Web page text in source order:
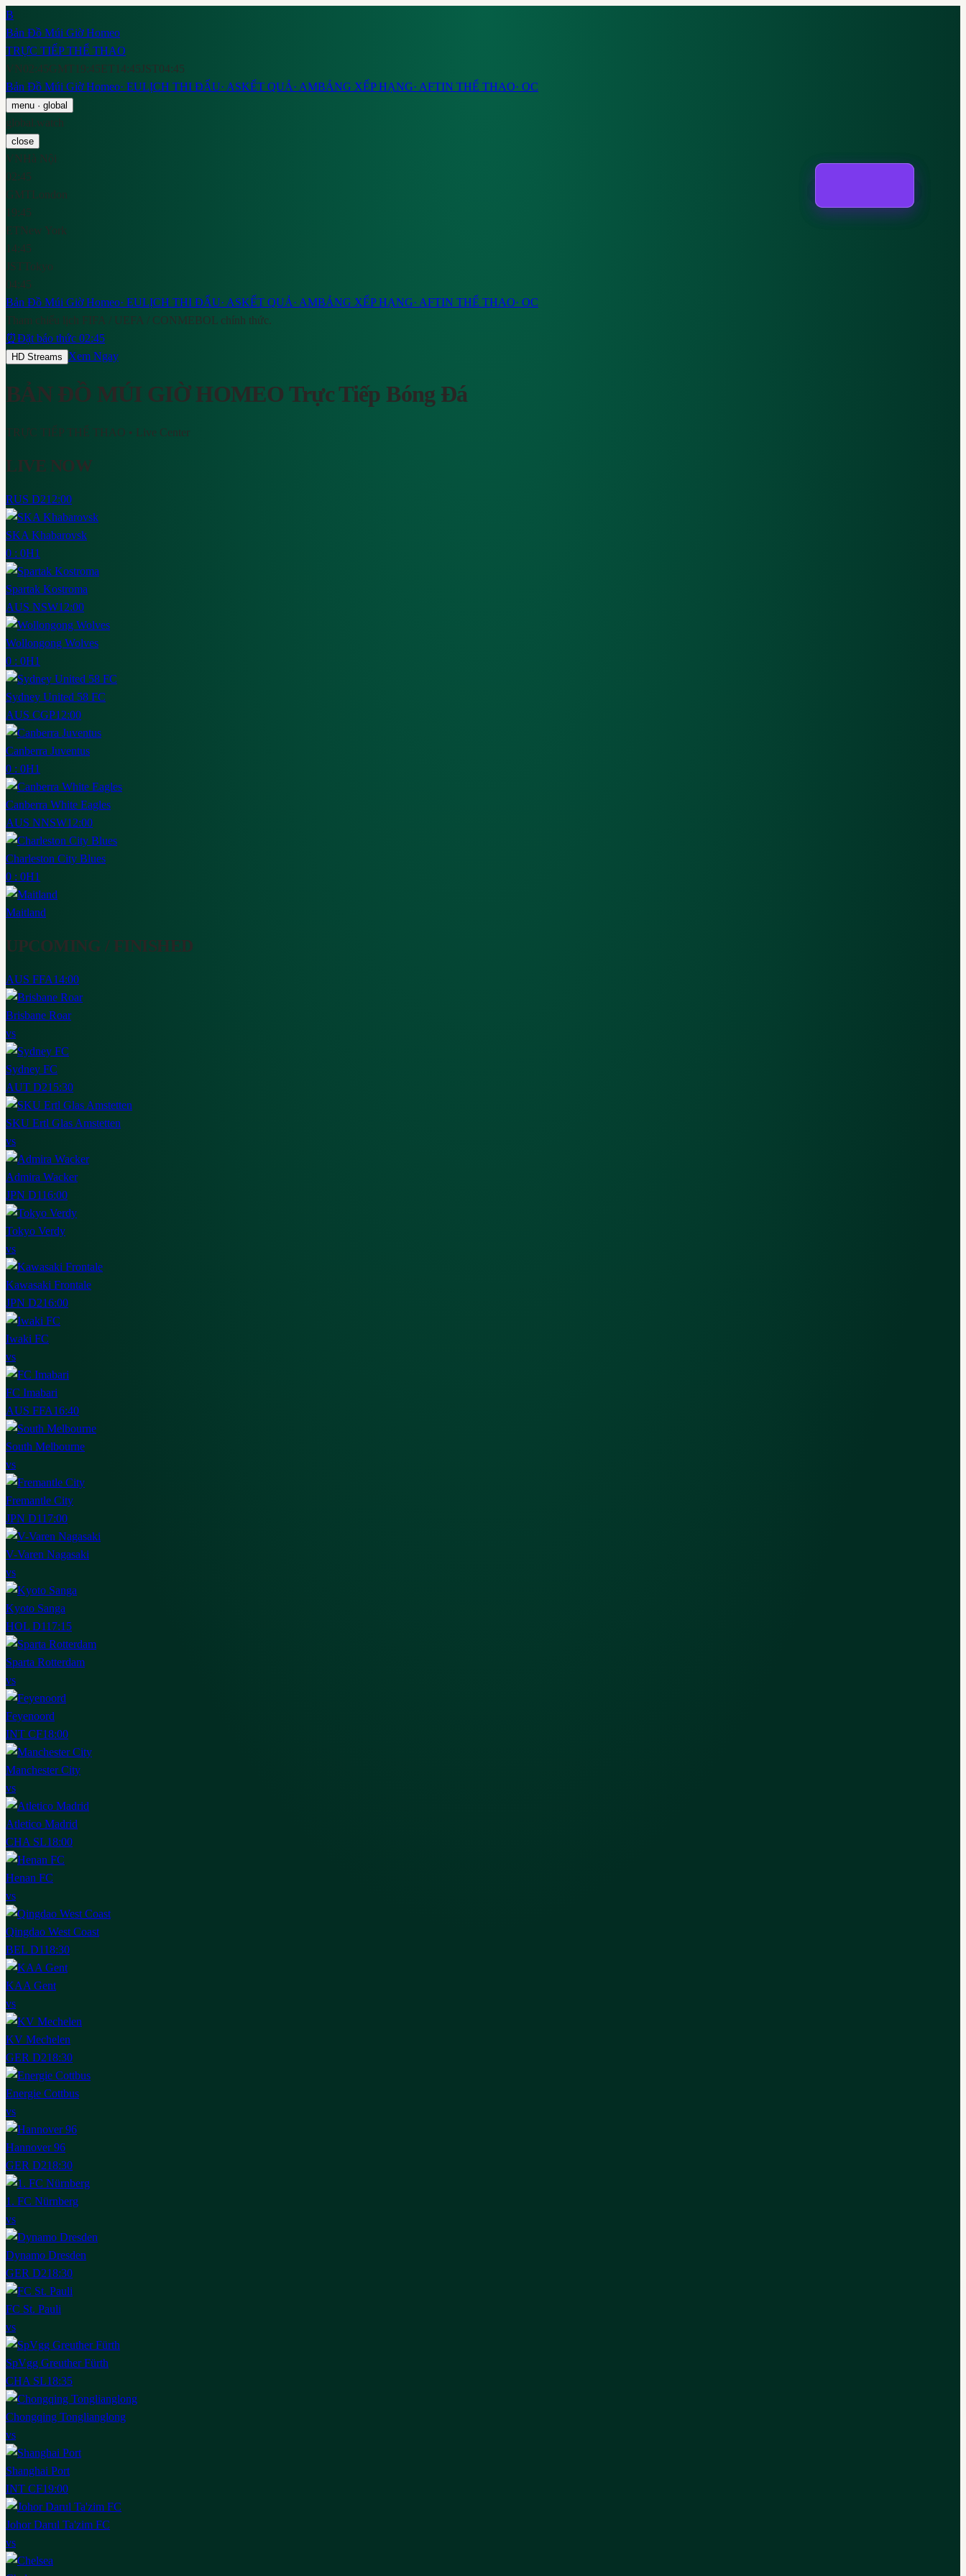
B
Bản Đồ Múi Giờ Homeo
TRỰC TIẾP THỂ THAO
VN02:45GMT 19:45ET 14:45 JST04:45
Bản Đồ Múi Giờ Homeo· EULỊCH THI ĐẤU· ASKẾT QUẢ· AMBẢNG XẾP HẠNG· AFTIN THỂ THAO· OC
menu · global
global.watch
close
VNHà Nội
02:45
GMTLondon
19:45
ETNew York
14:45
JSTTokyo
04:45
Bản Đồ Múi Giờ Homeo· EULỊCH THI ĐẤU· ASKẾT QUẢ· AMBẢNG XẾP HẠNG· AFTIN THỂ THAO· OC
Tham chiếu lịch FIFA / UEFA / CONMEBOL chính thức.
⏰Đặt báo thức 02:45
HD Streams Xem Ngay
BẢN ĐỒ MÚI GIỜ HOMEO Trực Tiếp Bóng Đá
TRỰC TIẾP THỂ THAO • Live Center
LIVE NOW
RUS D212:00
SKA Khabarovsk
0 : 0H1
Spartak Kostroma
AUS NSW12:00
Wollongong Wolves
0 : 0H1
Sydney United 58 FC
AUS CGP12:00
Canberra Juventus
0 : 0H1
Canberra White Eagles
AUS NNSW12:00
Charleston City Blues
0 : 0H1
Maitland
UPCOMING / FINISHED
AUS FFA14:00
Brisbane Roar
vs
Sydney FC
AUT D215:30
SKU Ertl Glas Amstetten
vs
Admira Wacker
JPN D116:00
Tokyo Verdy
vs
Kawasaki Frontale
JPN D216:00
Iwaki FC
vs
FC Imabari
AUS FFA16:40
South Melbourne
vs
Fremantle City
JPN D117:00
V-Varen Nagasaki
vs
Kyoto Sanga
HOL D117:15
Sparta Rotterdam
vs
Feyenoord
INT CF18:00
Manchester City
vs
Atletico Madrid
CHA SL18:00
Henan FC
vs
Qingdao West Coast
BEL D118:30
KAA Gent
vs
KV Mechelen
GER D218:30
Energie Cottbus
vs
Hannover 96
GER D218:30
1. FC Nürnberg
vs
Dynamo Dresden
GER D218:30
FC St. Pauli
vs
SpVgg Greuther Fürth
CHA SL18:35
Chongqing Tonglianglong
vs
Shanghai Port
INT CF19:00
Johor Darul Ta'zim FC
vs